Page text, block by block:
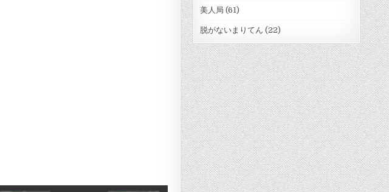
美人局 (61)
脱がないまりてん (22)